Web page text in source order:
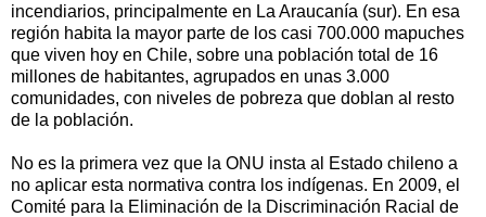
incendiarios, principalmente en La Araucanía (sur). En esa
región habita la mayor parte de los casi 700.000 mapuches
que viven hoy en Chile, sobre una población total de 16
millones de habitantes, agrupados en unas 3.000
comunidades, con niveles de pobreza que doblan al resto
de la población.
No es la primera vez que la ONU insta al Estado chileno a
no aplicar esta normativa contra los indígenas. En 2009, el
Comité para la Eliminación de la Discriminación Racial de